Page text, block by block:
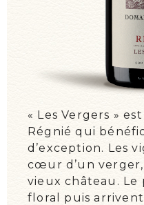
« Les Vergers »
Régnié qui
d’exception. Les
cœur d’un verger,
vieux château. Le
floral puis